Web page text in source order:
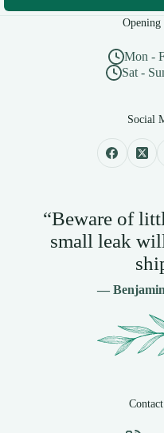
Opening
Mon -
Sat -
Social
“Beware of
small leak
—